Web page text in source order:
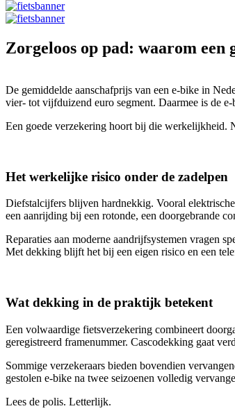
Zorgeloos op pad: waarom een
De gemiddelde aanschafprijs van een e-bike in
vier- tot vijfduizend euro segment. Daarmee is de
Een goede verzekering hoort bij die werkelijkheid.
Het werkelijke risico onder de zadelpen
Diefstalcijfers blijven hardnekkig. Vooral
een aanrijding bij een rotonde, een doorgebrande
Reparaties aan moderne aandrijfsystemen vragen
Met dekking blijft het bij een eigen risico en een
Wat dekking in de praktijk betekent
Een volwaardige fietsverzekering combineert
geregistreerd framenummer. Cascodekking gaat
Sommige verzekeraars bieden bovendien
gestolen e-bike na twee seizoenen volledig
Lees de polis. Letterlijk.